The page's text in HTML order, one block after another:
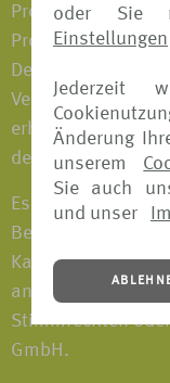
oder Sie
Einstellungen
Jederzeit
Änderung
unserem
Sie auch
und unser
Provision vom
Provision ist somit
Deutschland
erhält TUI
der Vermittlung
Es bestehen
Beteiligungen von
Kapital eines
andersherum –
Stimmrechten
GmbH.